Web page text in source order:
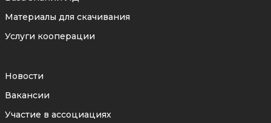
Материалы для скачивания
Услуги кооперации
Новости
Вакансии
Участие в ассоциациях